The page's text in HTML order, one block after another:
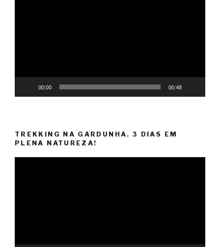
00:00 00:48
TREKKING NA GARDUNHA. 3 DIAS EM
PLENA NATUREZA!